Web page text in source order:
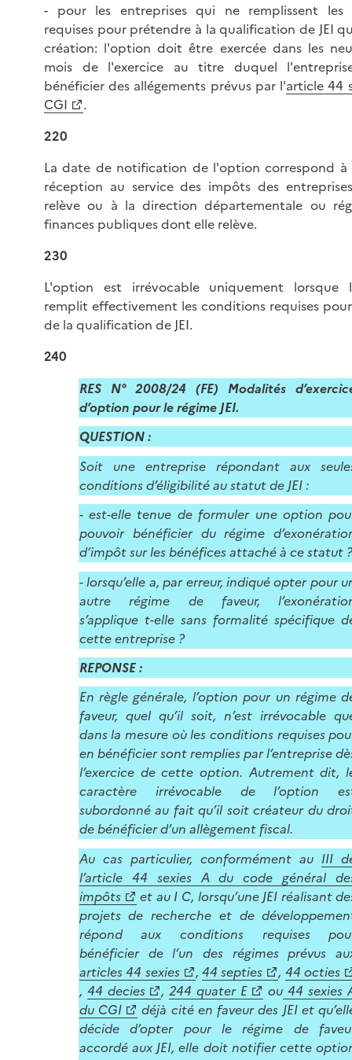
- pour les entreprises qui ne remplissent les
requises pour prétendre à la qualification de JEI
création: l'option doit être exercée dans les
mois de l'exercice au titre duquel
bénéficier des allégements prévus par l'article 44
CGI
.
220
La date de notification de l'option correspond
réception au service des impôts des
relève ou à la direction départementale ou
finances publiques dont elle relève.
230
L'option est irrévocable uniquement lorsque
remplit effectivement les conditions requises
de la qualification de JEI.
240
RES N° 2008/24 (FE) Modalités
d’option pour le régime JEI.
QUESTION :
Soit une entreprise répondant aux
conditions d’éligibilité au statut de JEI :
- est-elle tenue de formuler une option
pouvoir bénéficier du régime
d’impôt sur les bénéfices attaché à ce statut ?
- lorsqu’elle a, par erreur, indiqué opter pour
autre régime de faveur,
s’applique t-elle sans formalité spécifique
cette entreprise ?
REPONSE :
En règle générale, l’option pour un régime
faveur, quel qu’il soit, n’est irrévocable
dans la mesure où les conditions requises
en bénéficier sont remplies par l’entreprise
l’exercice de cette option. Autrement dit,
caractère irrévocable de l’option
subordonné au fait qu’il soit créateur du
de bénéficier d’un allègement fiscal.
Au cas particulier, conformément au III
l’article 44 sexies A du code général
impôts
et au I C, lorsqu’une JEI réalisant
projets de recherche et de
répond aux conditions requises
bénéficier de l’un des régimes prévus
articles 44 sexies
, 44 septies , 44 octies
, 44 decies , 244 quater E ou 44 sexies
du CGI
déjà cité en faveur des JEI et
décide d’opter pour le régime de
accordé aux JEI, elle doit notifier cette